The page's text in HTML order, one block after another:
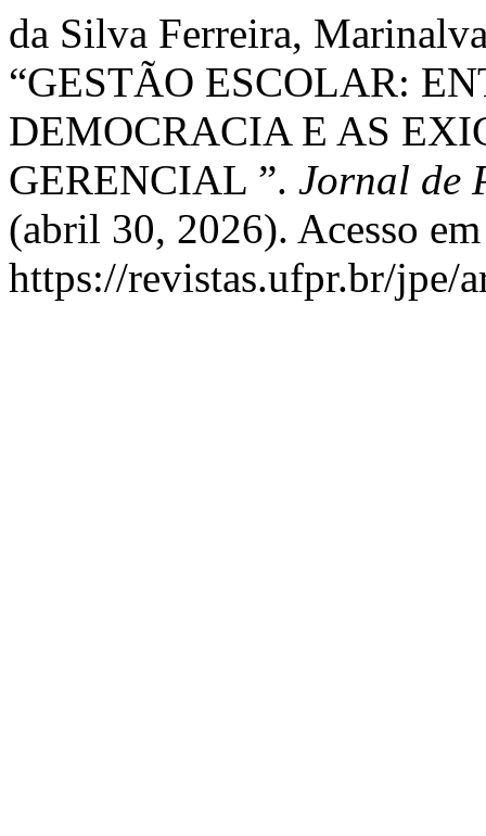
da Silva Ferreira,
“GESTÃO ESCOLAR:
DEMOCRACIA E AS
GERENCIAL ”. Jornal de
(abril 30, 2026). Acesso
https://revistas.ufpr.br/jpe/